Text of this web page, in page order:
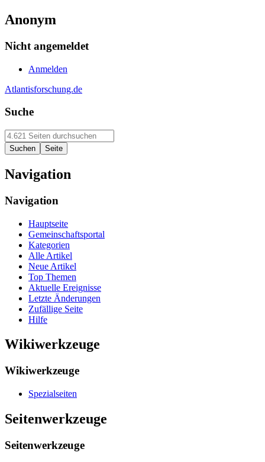
Anonym
Nicht angemeldet
Anmelden
Atlantisforschung.de
Suche
Navigation
Navigation
Hauptseite
Gemeinschaftsportal
Kategorien
Alle Artikel
Neue Artikel
Top Themen
Aktuelle Ereignisse
Letzte Änderungen
Zufällige Seite
Hilfe
Wikiwerkzeuge
Wikiwerkzeuge
Spezialseiten
Seitenwerkzeuge
Seitenwerkzeuge